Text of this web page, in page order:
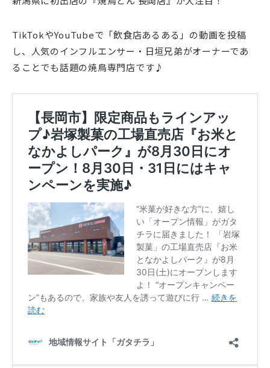
TikTokやYouTubeで「飲食店あるある」の動画を投稿
し、人気のインフルエンサー・日垣兄弟がオーナーであ
ることでも話題の焼鳥専門店です♪